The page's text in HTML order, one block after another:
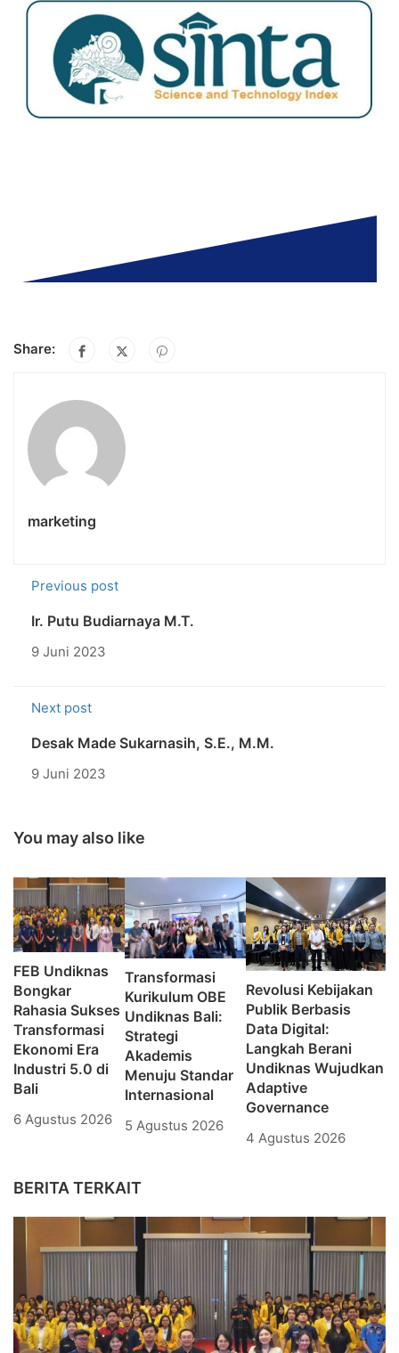
Share:
marketing
Previous post
Ir. Putu Budiarnaya M.T.
9 Juni 2023
Next post
Desak Made Sukarnasih, S.E., M.M.
9 Juni 2023
You may also like
FEB Undiknas
Bongkar
Rahasia Sukses
Transformasi
Ekonomi Era
Industri 5.0 di
Bali
6 Agustus 2026
Transformasi
Kurikulum OBE
Undiknas Bali:
Strategi
Akademis
Menuju Standar
Internasional
5 Agustus 2026
Revolusi Kebijakan
Publik Berbasis
Data Digital:
Langkah Berani
Undiknas Wujudkan
Adaptive
Governance
4 Agustus 2026
BERITA TERKAIT